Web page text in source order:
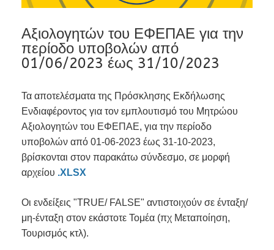
Αξιολογητών του ΕΦΕΠΑΕ για την
περίοδο υποβολών από
01/06/2023 έως 31/10/2023
Τα αποτελέσματα της Πρόσκλησης Εκδήλωσης
Ενδιαφέροντος για τον εμπλουτισμό του Μητρώου
Αξιολογητών του ΕΦΕΠΑΕ, για την περίοδο
υποβολών από 01-06-2023 έως 31-10-2023,
βρίσκονται στον παρακάτω σύνδεσμο, σε μορφή
αρχείου .XLSX
Οι ενδείξεις "TRUE/ FALSE" αντιστοιχούν σε ένταξη/
μη-ένταξη στον εκάστοτε Τομέα (πχ Μεταποίηση,
Τουρισμός κτλ).